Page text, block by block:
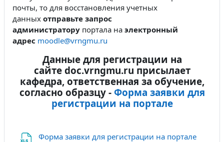
почты, то для восстановления учетных
данных отправьте запрос
администратору портала на электронный
адрес moodle@vrngmu.ru
Данные для регистрации на
сайте doc.vrngmu.ru присылает
кафедра, ответственная за обучение,
согласно образцу - Форма заявки для
регистрации на портале
Форма заявки для регистрации на порталеФайл